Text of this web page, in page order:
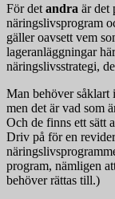
För det andra är det
näringslivsprogram
gäller oavsett vem
lageranläggningar
näringslivsstrategi,
Man behöver såklart
men det är vad som
Och de finns ett sätt
Driv på för en
program, nämligen
behöver rättas till.)